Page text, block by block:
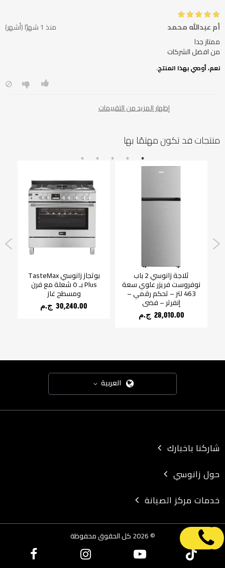
أم عبدالله محمد
منذ 1 شهرًا (أشهر)
من افضل الشركات
نعم، أوصي بهذا المنتج.
إظهار المزيد من التقييمات
منتجات قد تكون مهتمًا بها
ثلاجة زانوسي 2 باب
نوفروست فريزر علوي سعة
463 لتر – تحكم رقمي –
إنفرتر – فضي
28,010.00 ج.م‏
بوتجاز زانوسي TasteMax
Plus بـ ٥ شعلة مع فرن
ومسطح غاز
30,240.00 ج.م‏
العربية
شاركنا باخبارك
حول زانوسي
خدمات مركز الصيانة
© 2026 كل الحقوق محفوظة